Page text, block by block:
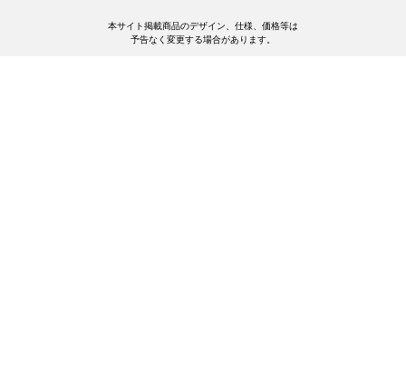
本サイト掲載商品のデザイン、仕様、価格等は
予告なく変更する場合があります。